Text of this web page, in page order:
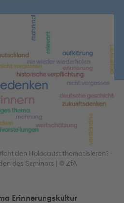
den Holocaust thematisieren? -
des Seminars | © ZfA
Erinnerungskultur